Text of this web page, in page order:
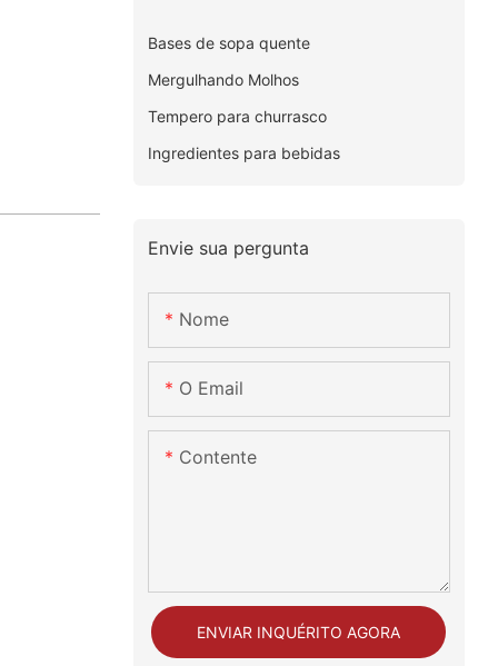
Bases de sopa quente
Mergulhando Molhos
Tempero para churrasco
Ingredientes para bebidas
Envie sua pergunta
Nome
O Email
Contente
ENVIAR INQUÉRITO AGORA